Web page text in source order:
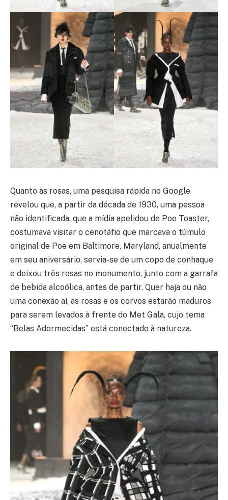
Quanto às rosas, uma pesquisa rápida no Google
revelou que, a partir da década de 1930, uma pessoa
não identificada, que a mídia apelidou de Poe Toaster,
costumava visitar o cenotáfio que marcava o túmulo
original de Poe em Baltimore, Maryland, anualmente
em seu aniversário, servia-se de um copo de conhaque
e deixou três rosas no monumento, junto com a garrafa
de bebida alcoólica, antes de partir. Quer haja ou não
uma conexão aí, as rosas e os corvos estarão maduros
para serem levados à frente do Met Gala, cujo tema
“Belas Adormecidas” está conectado à natureza.